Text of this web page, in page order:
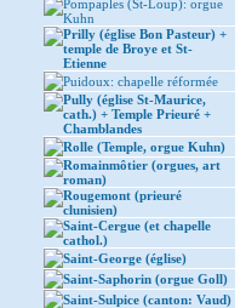
Pompaples (St-Loup): orgue
Kuhn
Prilly (église Bon Pasteur) +
temple de Broye et St-
Etienne
Puidoux: chapelle réformée
Pully (église St-Maurice,
cath.) + Temple Prieuré +
Chamblandes
Rolle (Temple, orgue Kuhn)
Romainmôtier (orgues, art
roman)
Rougemont (prieuré
clunisien)
Saint-Cergue (et chapelle
cathol.)
Saint-George (église)
Saint-Saphorin (orgue Goll)
Saint-Sulpice (canton: Vaud)